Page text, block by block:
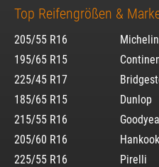
Top Reifengrößen &
205/55 R16
195/65 R15
225/45 R17
185/65 R15
215/55 R16
205/60 R16
225/55 R16
Michelin
Dunlop
Hankook
Pirelli